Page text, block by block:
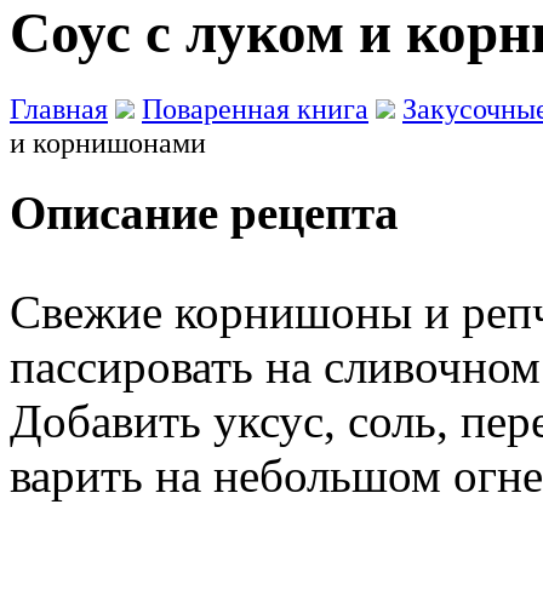
Соус с луком и
Главная Поваренная книга
и корнишонами
Описание рецепта
Свежие корнишоны и
пассировать на
Добавить уксус, соль,
варить на небольшом